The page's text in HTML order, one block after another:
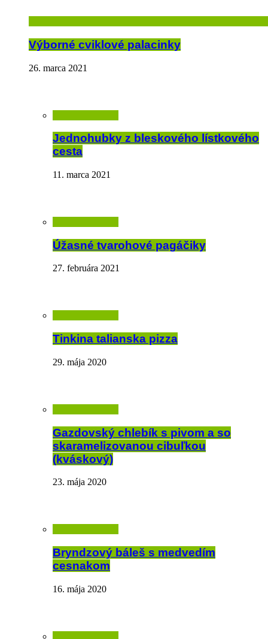
Výborné cviklové palacinky
26. marca 2021
Jednohubky z bleskového lístkového
cesta
11. marca 2021
Úžasné tvarohové pagáčiky
27. februára 2021
Tinkina talianska pizza
29. mája 2020
Gazdovský chlebík s pivom a so
skaramelizovanou cibuľkou
(kváskový)
23. mája 2020
Bryndzový báleš s medvedím
cesnakom
16. mája 2020